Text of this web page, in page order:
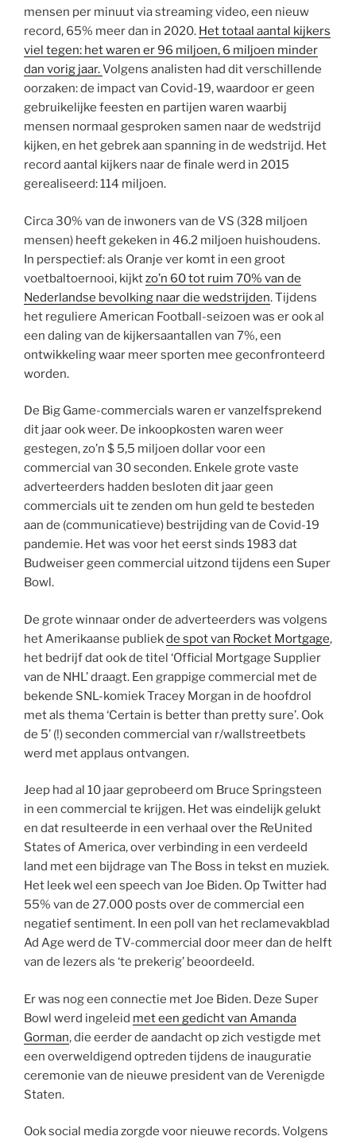
mensen per minuut via streaming video, een nieuw
record, 65% meer dan in 2020. Het totaal aantal kijkers
viel tegen: het waren er 96 miljoen, 6 miljoen minder
dan vorig jaar.Volgens analisten had dit verschillende
oorzaken: de impact van Covid-19, waardoor er geen
gebruikelijke feesten en partijen waren waarbij
mensen normaal gesproken samen naar de wedstrijd
kijken, en het gebrek aan spanning in de wedstrijd. Het
record aantal kijkers naar de finale werd in 2015
gerealiseerd: 114 miljoen.
Circa 30% van de inwoners van de VS (328 miljoen
mensen) heeft gekeken in 46.2 miljoen huishoudens.
In perspectief: als Oranje ver komt in een groot
voetbaltoernooi, kijktzo’n 60 tot ruim 70% van de
Nederlandse bevolking naar die wedstrijden. Tijdens
het reguliere American Football-seizoen was er ook al
een daling van de kijkersaantallen van 7%, een
ontwikkeling waar meer sporten mee geconfronteerd
worden.
De Big Game-commercials waren er vanzelfsprekend
dit jaar ook weer. De inkoopkosten waren weer
gestegen, zo’n $ 5,5 miljoen dollar voor een
commercial van 30 seconden. Enkele grote vaste
adverteerders hadden besloten dit jaar geen
commercials uit te zenden om hun geld te besteden
aan de (communicatieve) bestrijding van de Covid-19
pandemie. Het was voor het eerst sinds 1983 dat
Budweiser geen commercial uitzond tijdens een Super
Bowl.
De grote winnaar onder de adverteerders was volgens
het Amerikaanse publiekde spot van Rocket Mortgage,
het bedrijf dat ook de titel ‘Official Mortgage Supplier
van de NHL’ draagt. Een grappige commercial met de
bekende SNL-komiek Tracey Morgan in de hoofdrol
met als thema ‘Certain is better than pretty sure’. Ook
de 5’ (!) seconden commercial van r/wallstreetbets
werd met applaus ontvangen.
Jeep had al 10 jaar geprobeerd om Bruce Springsteen
in een commercial te krijgen. Het was eindelijk gelukt
en dat resulteerde in een verhaal over the ReUnited
States of America, over verbinding in een verdeeld
land met een bijdrage van The Boss in tekst en muziek.
Het leek wel een speech van Joe Biden. Op Twitter had
55% van de 27.000 posts over de commercial een
negatief sentiment. In een poll van het reclamevakblad
Ad Age werd de TV-commercial door meer dan de helft
van de lezers als ‘te prekerig’ beoordeeld.
Er was nog een connectie met Joe Biden. Deze Super
Bowl werd ingeleid met een gedicht van Amanda
Gorman, die eerder de aandacht op zich vestigde met
een overweldigend optreden tijdens de inauguratie
ceremonie van de nieuwe president van de Verenigde
Staten.
Ook social media zorgde voor nieuwe records. Volgens